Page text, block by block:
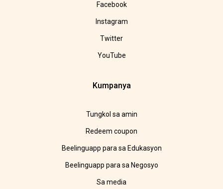
Facebook
Instagram
Twitter
YouTube
Kumpanya
Tungkol sa amin
Redeem coupon
Beelinguapp para sa Edukasyon
Beelinguapp para sa Negosyo
Sa media